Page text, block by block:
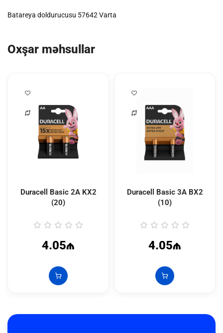
Batareya doldurucusu 57642 Varta
Oxşar məhsullar
Duracell Basic 2A KX2
(20)
4.05₼
Duracell Basic 3A BX2
(10)
4.05₼